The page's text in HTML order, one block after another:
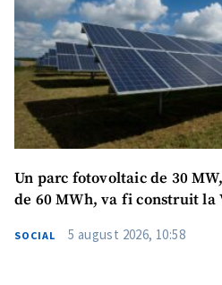
Un parc fotovoltaic de 30
de 60 MWh, va fi construit la
SOCIAL 5 august 2026, 10:58